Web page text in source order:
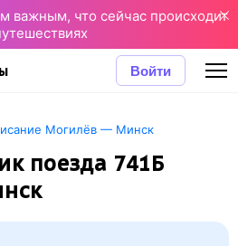
важным, что сейчас происходит
Войти
Могилёв — Минск
поезда 741Б